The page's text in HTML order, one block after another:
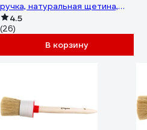
ручка, натуральная щетина,
для масляных красок) TOPEX
Профи 19b640
4.5
(26)
В корзину